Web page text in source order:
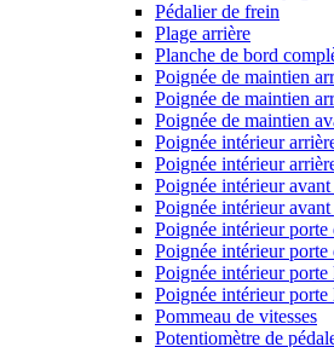
Pédalier de frein
Plage arrière
Planche de bord
Poignée de maintien
Poignée de maintien
Poignée de maintien
Poignée intérieur
Poignée intérieur
Poignée intérieur
Poignée intérieur avant
Poignée intérieur
Poignée intérieur porte
Poignée intérieur porte
Poignée intérieur porte
Pommeau de vitesses
Potentiomètre de